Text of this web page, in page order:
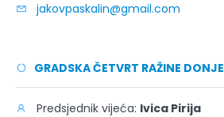
jakovpaskalin@gmail.com
GRADSKA ČETVRT RAŽINE DONJE
Predsjednik vijeća: Ivica Pirija